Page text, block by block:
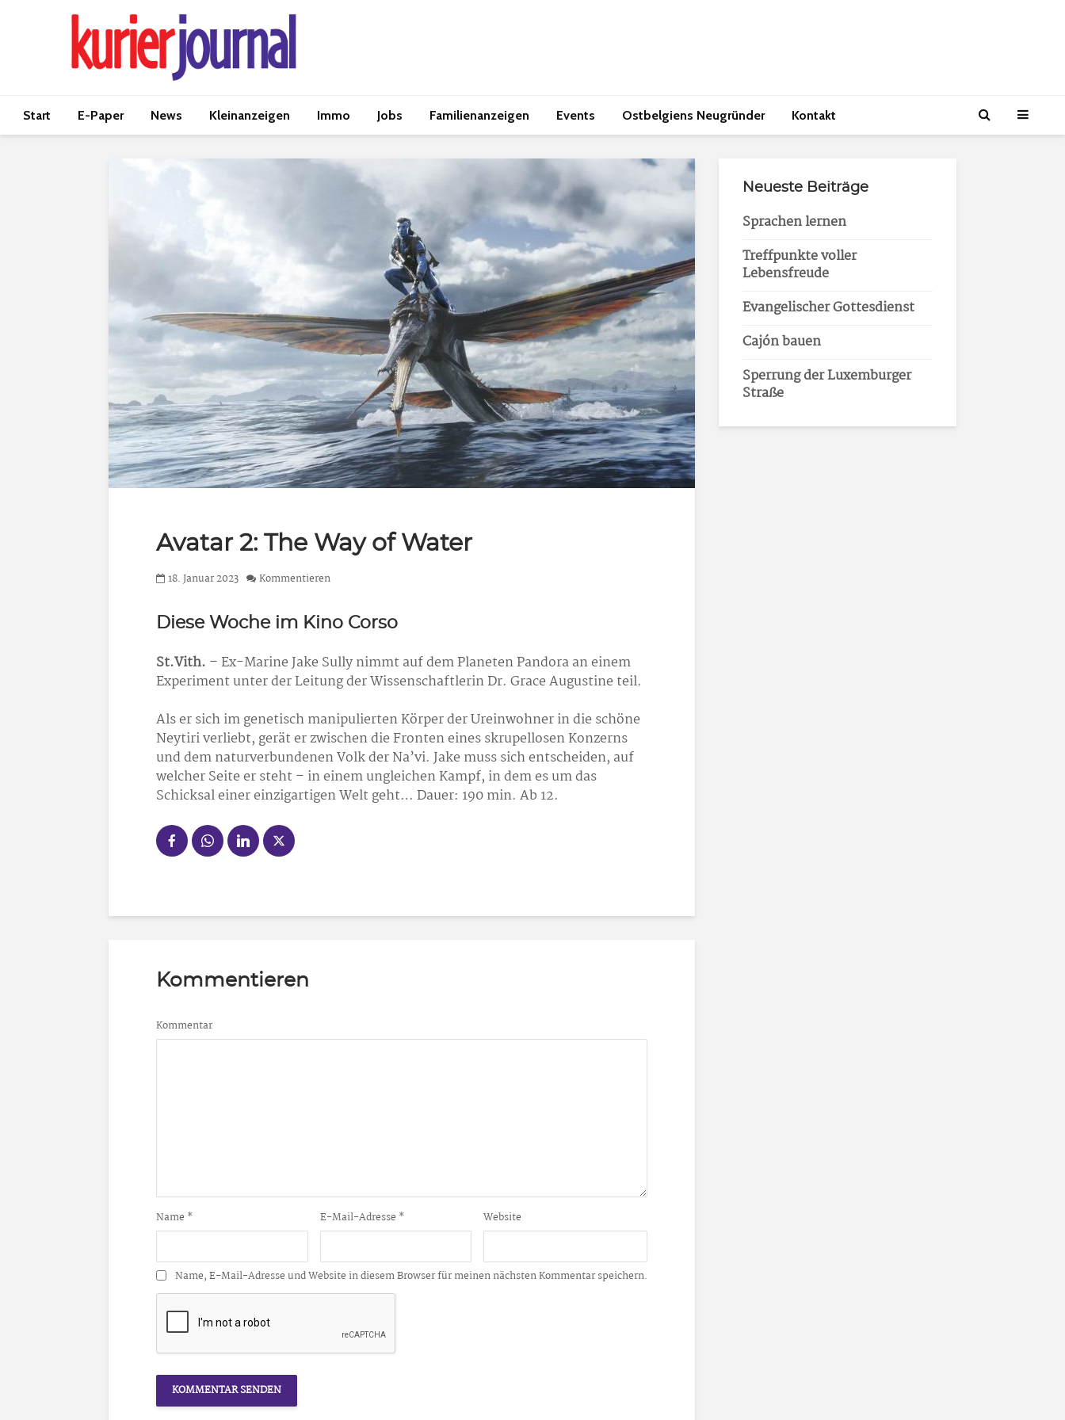
Start E-Paper News Kleinanzeigen Immo Jobs Familienanzeigen Events Ostbelgiens Neugründer Kontakt
Avatar 2: The Way of Water
18. Januar 2023 Kommentieren
Diese Woche im Kino Corso
St.Vith. – Ex-Marine Jake Sully nimmt auf dem Planeten Pandora an einem
Experiment unter der Leitung der Wissenschaftlerin Dr. Grace Augustine teil.
Als er sich im genetisch manipulierten Körper der Ureinwohner in die schöne
Neytiri verliebt, gerät er zwischen die Fronten eines skrupellosen Konzerns
und dem naturverbundenen Volk der Na’vi. Jake muss sich entscheiden, auf
welcher Seite er steht – in einem ungleichen Kampf, in dem es um das
Schicksal einer einzigartigen Welt geht… Dauer: 190 min. Ab 12.
Kommentieren
Kommentar
Name * E-Mail-Adresse * Website
Name, E-Mail-Adresse und Website in diesem Browser für meinen nächsten Kommentar speichern.
Neueste Beiträge
Sprachen lernen
Treffpunkte voller
Lebensfreude
Evangelischer Gottesdienst
Cajón bauen
Sperrung der Luxemburger
Straße